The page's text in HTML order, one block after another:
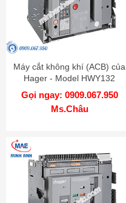
Máy cắt không khí (ACB) của
Hager - Model HWY132
Gọi ngay: 0909.067.950
Ms.Châu